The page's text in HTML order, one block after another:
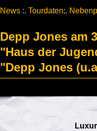
News :. Tourdaten:.
Depp Jones am
"Haus der
"Depp Jones